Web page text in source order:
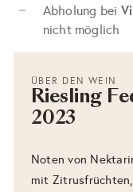
Abholung bei
nicht möglich
ÜBER DEN WEIN
Riesling
2023
Noten von
mit